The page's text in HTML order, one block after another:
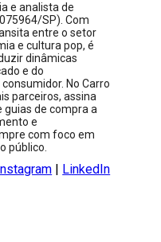
e analista de
SP). Com
entre o setor
e cultura pop, é
dinâmicas
e do
No Carro
parceiros, assina
guias de compra a
e
com foco em
público.
| LinkedIn